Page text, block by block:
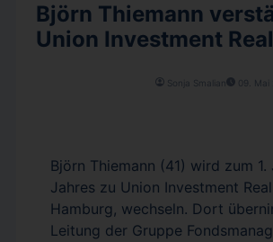
Björn Thiemann
Union Investment
Sonja Smalian 09. Mai
Björn Thiemann (41) wird zum 1.
Jahres zu Union Investment
Hamburg, wechseln. Dort
Leitung der Gruppe